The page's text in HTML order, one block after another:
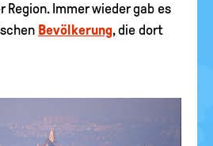
Region. Immer wieder gab es
Bevölkerung, die dort